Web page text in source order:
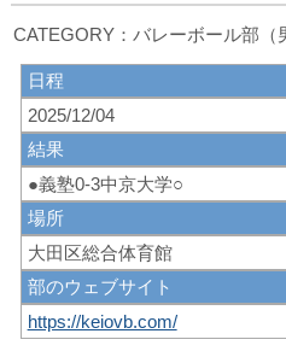
CATEGORY：バレーボール
日程
2025/12/04
結果
●義塾0-3中京大学○
場所
大田区総合体育館
部のウェブサイト
https://keiovb.com/